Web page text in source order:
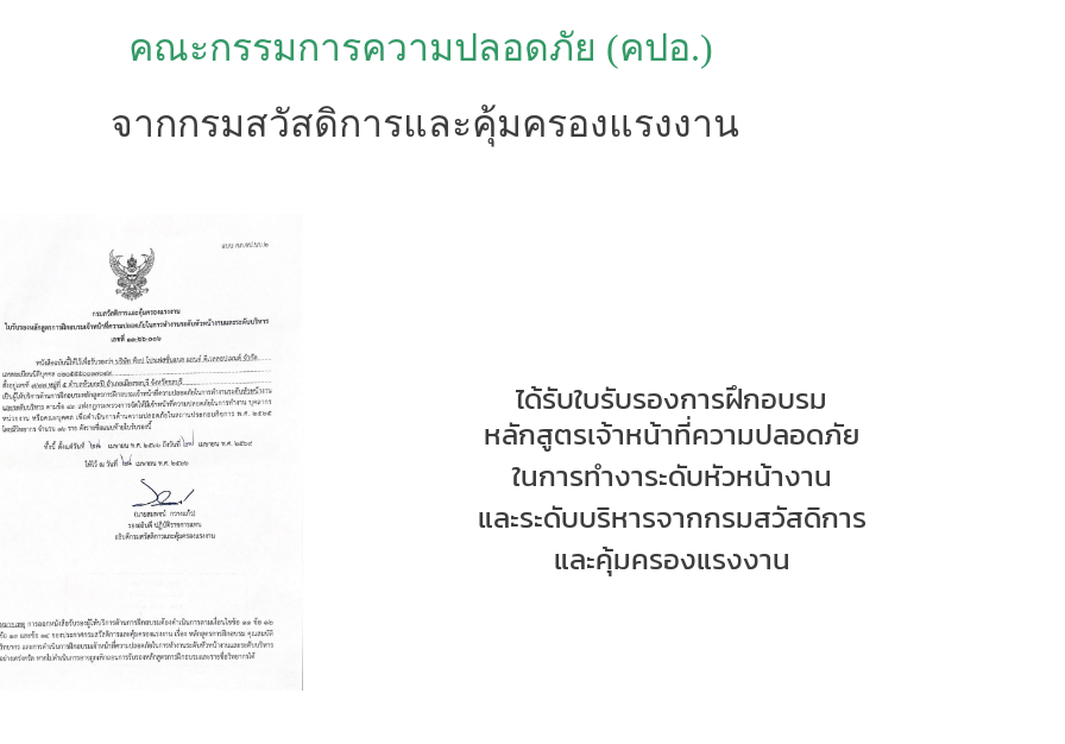
คณะกรรมการความปลอดภัย (คปอ.)
จากกรมสวัสดิการและคุ้มครองแรงงาน
ได้รับใบรับรองการฝึกอบรม
หลักสูตรเจ้าหน้าที่ความปลอดภัย
ในการทำงาระดับหัวหน้างาน
และระดับบริหารจากกรมสวัสดิการ
และคุ้มครองแรงงาน